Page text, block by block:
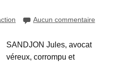
Aucun commentaire
SANDJON Jules, avocat
véreux, corrompu et